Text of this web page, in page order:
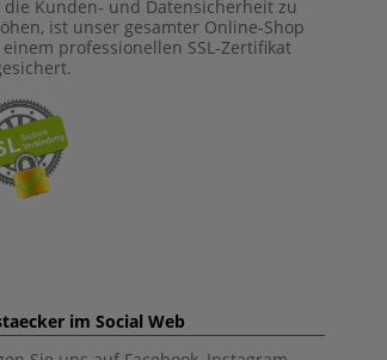
die Kunden- und Datensicherheit zu
ist unser gesamter Online-Shop
professionellen SSL-Zertifikat
im Social Web